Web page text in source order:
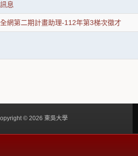
息
網第二期計畫助理-112年第3梯次徵才
© 2026 東吳大學